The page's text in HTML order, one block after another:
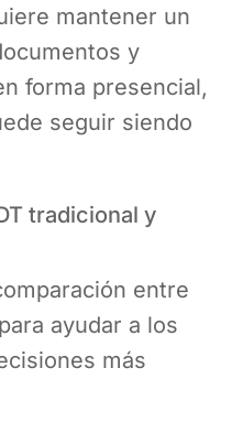
mantener un
y
forma presencial,
seguir siendo
tradicional y
entre
ayudar a los
más